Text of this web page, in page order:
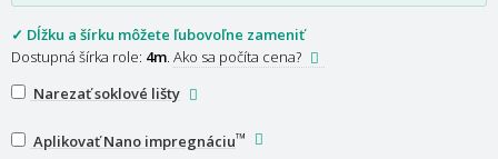
✓ Dĺžku a šírku môžete ľubovoľne zameniť
Dostupná šírka role: 4m Ako sa počíta cena?
Narezať soklové lišty
Aplikovať Nano impregnáciu™